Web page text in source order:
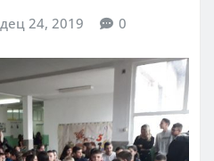
дец 24, 2019 0